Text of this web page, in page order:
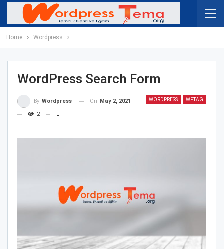
Home Wordpress
WordPress Search Form
WORDPRESS WPTAG
By Wordpress On May 2, 2021
2